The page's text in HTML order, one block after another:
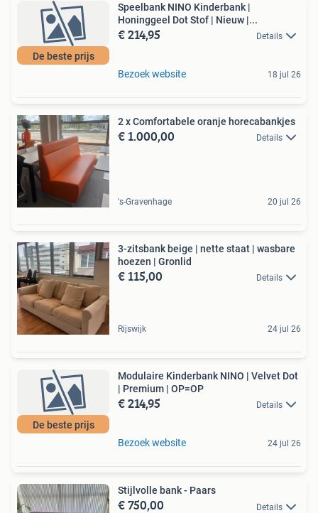
De beste prijs
Speelbank NINO Kinderbank |
Honinggeel Dot Stof | Nieuw |...
€ 214,95 Details
Bezoek website 18 jul 26
2 x Comfortabele oranje horecabankjes
€ 1.000,00 Details
's-Gravenhage 20 jul 26
3-zitsbank beige | nette staat | wasbare
hoezen | Gronlid
€ 115,00 Details
Rijswijk 24 jul 26
De beste prijs
Modulaire Kinderbank NINO | Velvet Dot
| Premium | OP=OP
€ 214,95 Details
Bezoek website 24 jul 26
Stijlvolle bank - Paars
€ 750,00 Details